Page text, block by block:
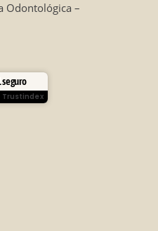
Odontológica –
seguro
Trustindex